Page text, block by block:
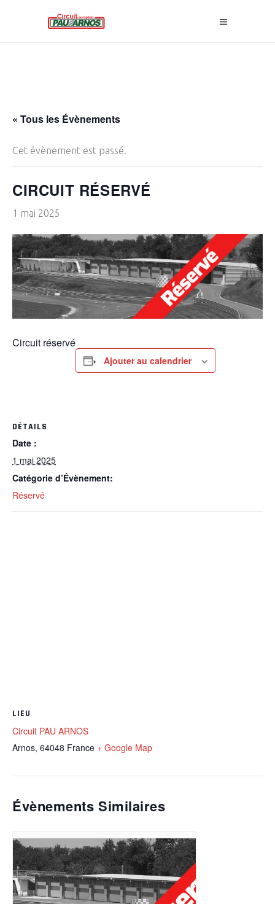
« Tous les Évènements
Cet évènement est passé.
CIRCUIT RÉSERVÉ
1 mai 2025
Circuit réservé
Ajouter au calendrier
DÉTAILS
Date :
1 mai 2025
Catégorie d’Évènement:
Réservé
LIEU
Circuit PAU ARNOS
Arnos, 64048 France + Google Map
Évènements Similaires